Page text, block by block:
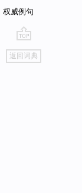
权威例句
go
top
返回词典